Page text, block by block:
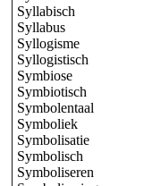
Syllabisch
Syllabus
Syllogisme
Syllogistisch
Symbiose
Symbiotisch
Symbolentaal
Symboliek
Symbolisatie
Symbolisch
Symboliseren